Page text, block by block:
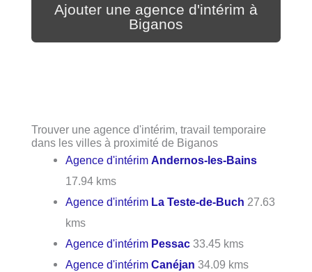
Ajouter une agence d'intérim à
Biganos
Trouver une agence d'intérim, travail temporaire
dans les villes à proximité de Biganos
Agence d'intérimAndernos-les-Bains
17.94 kms
Agence d'intérim La Teste-de-Buch 27.63
kms
Agence d'intérim Pessac 33.45 kms
Agence d'intérimCanéjan 34.09 kms